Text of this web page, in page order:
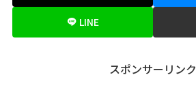
LINE
スポンサーリンク